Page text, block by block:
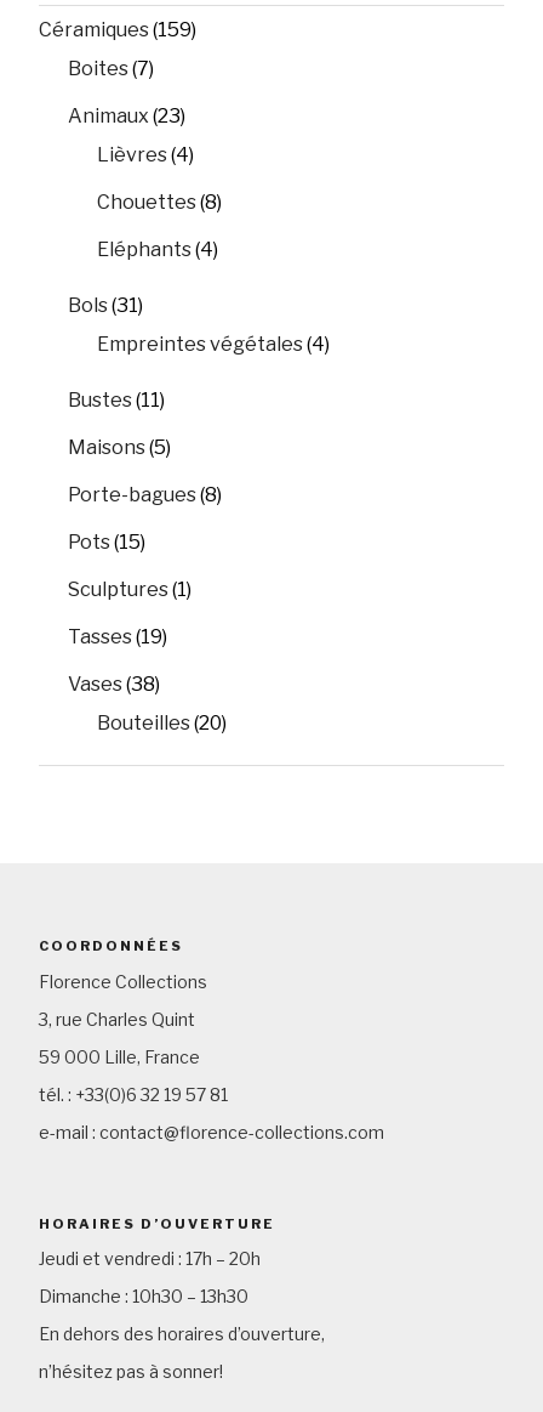
Céramiques(159)
Boites(7)
Animaux (23)
Lièvres(4)
Chouettes(8)
Eléphants(4)
Bols(31)
Empreintes végétales(4)
Bustes(11)
Maisons(5)
Porte-bagues(8)
Pots(15)
Sculptures(1)
Tasses(19)
Vases(38)
Bouteilles(20)
COORDONNÉES
Florence Collections
3, rue Charles Quint
59 000 Lille, France
tél. : +33(0)6 32 19 57 81
e-mail : contact@florence-collections.com
HORAIRES D’OUVERTURE
Jeudi et vendredi : 17h – 20h
Dimanche : 10h30 – 13h30
En dehors des horaires d’ouverture,
n’hésitez pas à sonner!